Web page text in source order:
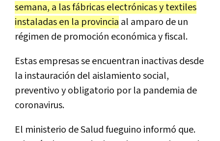
semana, a las fábricas electrónicas y textiles
instaladas en la provincia al amparo de un
régimen de promoción económica y fiscal.
Estas empresas se encuentran inactivas desde
la instauración del aislamiento social,
preventivo y obligatorio por la pandemia de
coronavirus.
El ministerio de Salud fueguino informó que.